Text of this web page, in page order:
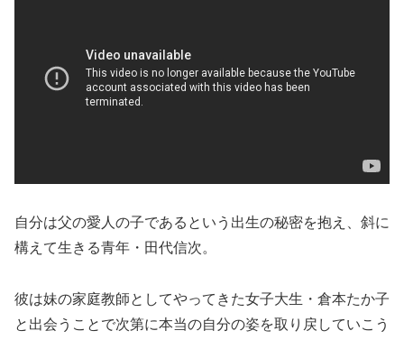
自分は父の愛人の子であるという出生の秘密を抱え、斜に
構えて生きる青年・田代信次。
彼は妹の家庭教師としてやってきた女子大生・倉本たか子
と出会うことで次第に本当の自分の姿を取り戻していこう